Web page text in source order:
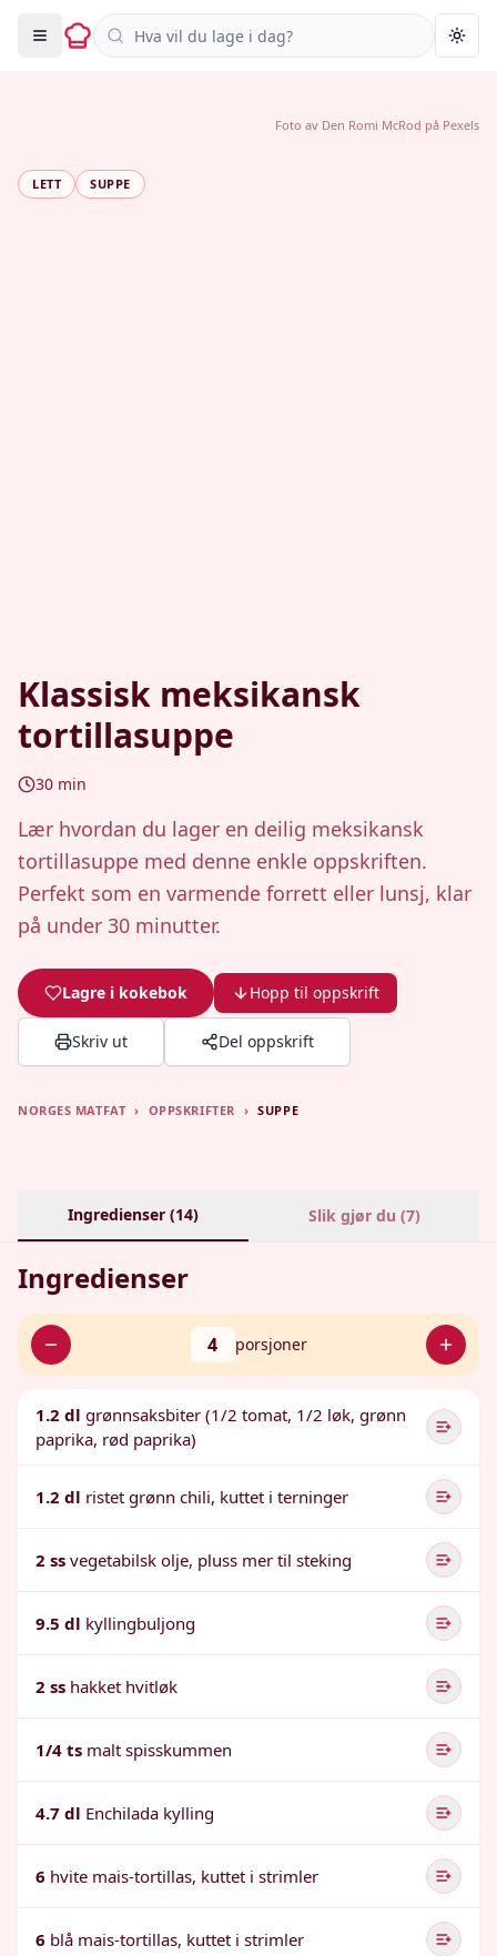
Søk i oppskrifter
LETT SUPPE
Klassisk meksikansk
tortillasuppe
30 min
Lær hvordan du lager en deilig meksikansk
tortillasuppe med denne enkle oppskriften.
Perfekt som en varmende forrett eller lunsj, klar
på under 30 minutter.
Lagre i kokebok Hopp til oppskrift
Skriv ut Del oppskrift
Foto av Den Romi McRod på Pexels
NORGES MATFAT › OPPSKRIFTER › SUPPE
Ingredienser (14) Slik gjør du (7)
Ingredienser
4 porsjoner
1.2 dl grønnsaksbiter (1/2 tomat, 1/2 løk, grønn
paprika, rød paprika)
1.2 dl ristet grønn chili, kuttet i terninger
2 ss vegetabilsk olje, pluss mer til steking
9.5 dl kyllingbuljong
2 ss hakket hvitløk
1/4 ts malt spisskummen
4.7 dl Enchilada kylling
6 hvite mais-tortillas, kuttet i strimler
6 blå mais-tortillas, kuttet i strimler